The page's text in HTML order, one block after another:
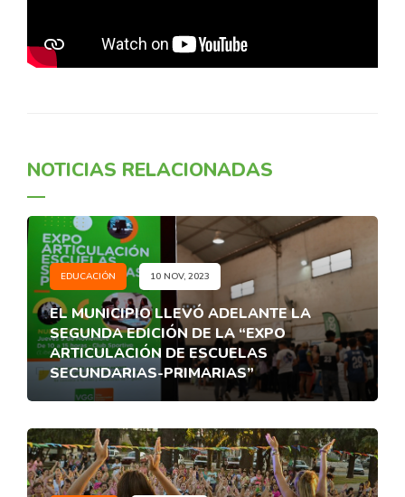
NOTICIAS RELACIONADAS
EDUCACIÓN 10 NOV, 2023
EL MUNICIPIO LLEVÓ ADELANTE LA
SEGUNDA EDICIÓN DE LA “EXPO
ARTICULACIÓN DE ESCUELAS
SECUNDARIAS-PRIMARIAS”